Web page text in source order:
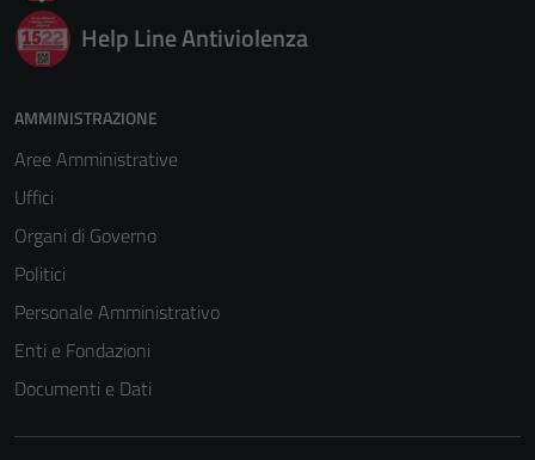
Help Line Antiviolenza
AMMINISTRAZIONE
Aree Amministrative
Uffici
Organi di Governo
Politici
Personale Amministrativo
Enti e Fondazioni
Documenti e Dati